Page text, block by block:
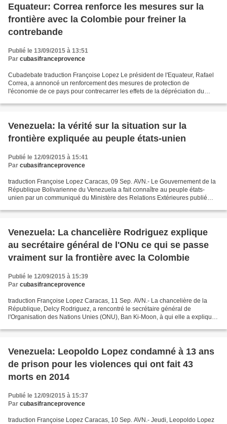
Equateur: Correa renforce les mesures sur la
frontière avec la Colombie pour freiner la
contrebande
Publié le 13/09/2015 à 13:51
Par cubasifranceprovence
Cubadebate traduction Françoise Lopez Le président de l'Equateur, Rafael
Correa, a annoncé un renforcement des mesures de protection de
l'économie de ce pays pour contrecarrer les effets de la dépréciation du
Venezuela: la vérité sur la situation sur la
frontière expliquée au peuple états-unien
Publié le 12/09/2015 à 15:41
Par cubasifranceprovence
traduction Françoise Lopez Caracas, 09 Sep. AVN.- Le Gouvernement de la
République Bolivarienne du Venezuela a fait connaître au peuple états-
unien par un communiqué du Ministère des Relations Extérieures publié
Venezuela: La chancelière Rodriguez explique
au secrétaire général de l'ONu ce qui se passe
vraiment sur la frontière avec la Colombie
Publié le 12/09/2015 à 15:39
Par cubasifranceprovence
traduction Françoise Lopez Caracas, 11 Sep. AVN.- La chancelière de la
République, Delcy Rodriguez, a rencontré le secrétaire général de
l'Organisation des Nations Unies (ONU), Ban Ki-Moon, à qui elle a expliqué
Venezuela: Leopoldo Lopez condamné à 13 ans
de prison pour les violences qui ont fait 43
morts en 2014
Publié le 12/09/2015 à 15:37
Par cubasifranceprovence
traduction Françoise Lopez Caracas, 10 Sep. AVN.- Jeudi, Leopoldo Lopez